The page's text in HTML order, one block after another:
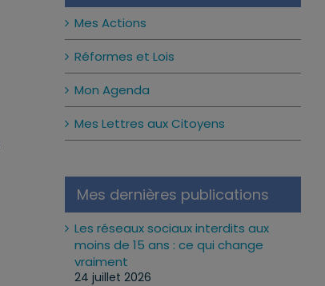
Mes Actions
Réformes et Lois
Mon Agenda
Mes Lettres aux Citoyens
Mes dernières publications
Les réseaux sociaux interdits aux
moins de 15 ans : ce qui change
vraiment
24 juillet 2026